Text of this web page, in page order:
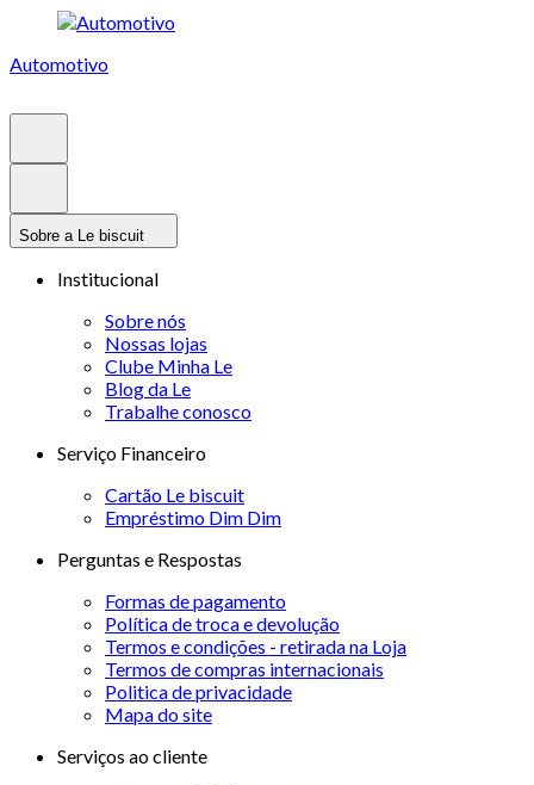
Automotivo
Sobre a Le biscuit
Institucional
Sobre nós
Nossas lojas
Clube Minha Le
Blog da Le
Trabalhe conosco
Serviço Financeiro
Cartão Le biscuit
Empréstimo Dim Dim
Perguntas e Respostas
Formas de pagamento
Política de troca e devolução
Termos e condições - retirada na Loja
Termos de compras internacionais
Politica de privacidade
Mapa do site
Serviços ao cliente